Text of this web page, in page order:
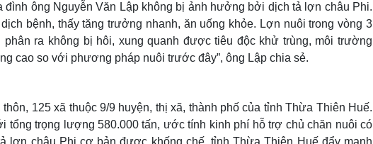
đình ông Nguyễn Văn Lập không bị ảnh hưởng bởi dịch tả lợn châu Phi.
bệnh, thấy tăng trưởng nhanh, ăn uống khỏe. Lợn nuôi trong vòng 3
ra không bị hôi, xung quanh được tiêu độc khử trùng, môi trường
cao so với phương pháp nuôi trước đây”, ông Lập chia sẻ.
125 xã thuộc 9/9 huyện, thị xã, thành phố của tỉnh Thừa Thiên Huế.
tổng trọng lượng 580.000 tấn, ước tính kinh phí hỗ trợ chủ chăn nuôi có
lợn châu Phi cơ bản được khống chế, tỉnh Thừa Thiên Huế đẩy mạnh